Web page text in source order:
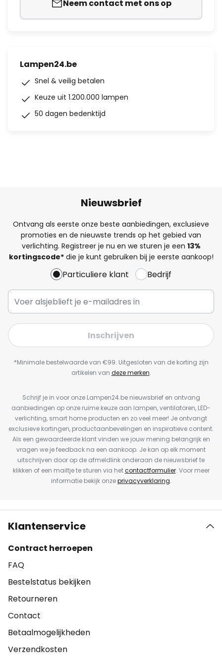
Neem contact met ons op
Lampen24.be
Snel & veilig betalen
Keuze uit 1.200.000 lampen
50 dagen bedenktijd
Nieuwsbrief
Ontvang als eerste onze beste aanbiedingen, exclusieve
promoties en de nieuwste trends op het gebied van
verlichting. Registreer je nu en we sturen je een 13%
kortingscode*die je kunt gebruiken bij je eerste aankoop!
Particuliere klant Bedrijf
Inschrijven
*Minimale bestelwaarde van €99. Uitgesloten van de korting zijn
artikelen van deze merken.
Schrijf je in voor onze Lampen24.be nieuwsbrief en ontvang
aanbiedingen op onze ruime keuze aan lampen, ventilatoren, LED-
verlichting, smart home producten en zo veel meer! Je ontvangt
exclusieve kortingen, productaanbevelingen en inspiratieve content.
Als een gewaardeerde klant vinden we jouw mening belangrijk en
vragen we je feedback na een aankoop. Je kan op elk moment
uitschrijven door op de afmeldlink onderaan de nieuwsbrief te
klikken of een mailtje te sturen via hetcontactformulier. Voor meer
informatie bekijk onzeprivacyverklaring.
Klantenservice
Contract herroepen
FAQ
Bestelstatus bekijken
Retourneren
Contact
Betaalmogelijkheden
Verzendkosten